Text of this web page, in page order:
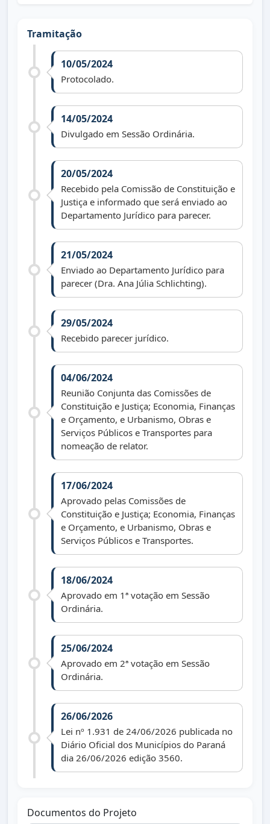
Tramitação
10/05/2024
Protocolado.
14/05/2024
Divulgado em Sessão Ordinária.
20/05/2024
Recebido pela Comissão de Constituição e
Justiça e informado que será enviado ao
Departamento Jurídico para parecer.
21/05/2024
Enviado ao Departamento Jurídico para
parecer (Dra. Ana Júlia Schlichting).
29/05/2024
Recebido parecer jurídico.
04/06/2024
Reunião Conjunta das Comissões de
Constituição e Justiça; Economia, Finanças
e Orçamento, e Urbanismo, Obras e
Serviços Públicos e Transportes para
nomeação de relator.
17/06/2024
Aprovado pelas Comissões de
Constituição e Justiça; Economia, Finanças
e Orçamento, e Urbanismo, Obras e
Serviços Públicos e Transportes.
18/06/2024
Aprovado em 1ª votação em Sessão
Ordinária.
25/06/2024
Aprovado em 2ª votação em Sessão
Ordinária.
26/06/2026
Lei nº 1.931 de 24/06/2026 publicada no
Diário Oficial dos Municípios do Paraná
dia 26/06/2026 edição 3560.
Documentos do Projeto